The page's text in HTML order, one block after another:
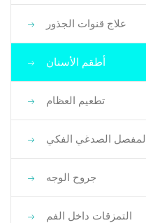
علاج قنوات الجذور
أطقم الأسنان
تطعيم العظام
المفصل الصدغي الفكي
جروح الوجه
التمزقات داخل الفم